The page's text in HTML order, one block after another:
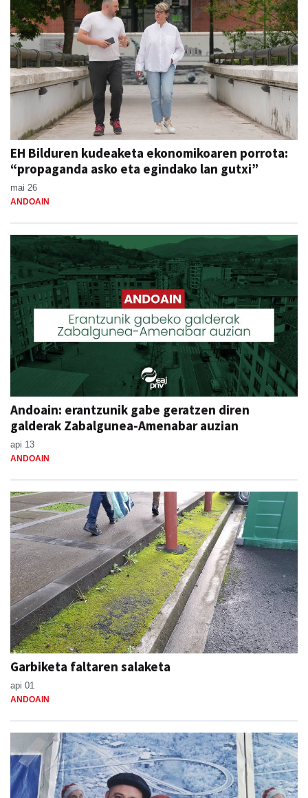
EH Bilduren kudeaketa ekonomikoaren porrota:
“propaganda asko eta egindako lan gutxi”
mai 26
ANDOAIN
Andoain: erantzunik gabe geratzen diren
galderak Zabalgunea-Amenabar auzian
api 13
ANDOAIN
Garbiketa faltaren salaketa
api 01
ANDOAIN